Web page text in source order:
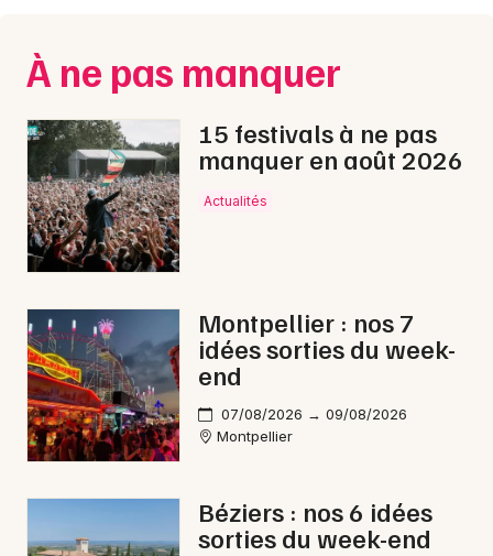
Spectacles
Concerts
Sports
Soirées
Sorties famille
Expos
Sorties & loisirs
Feu d'artifice dans l' Hérault
Feu d'artifice en Occitanie
Nantes
Nice
Paris
Strasbourg
Toulouse
À ne pas manquer
15 festivals à ne pas
manquer en août 2026
Actualités
Montpellier : nos 7
idées sorties du week-
end
07/08/2026 → 09/08/2026
Montpellier
Béziers : nos 6 idées
sorties du week-end